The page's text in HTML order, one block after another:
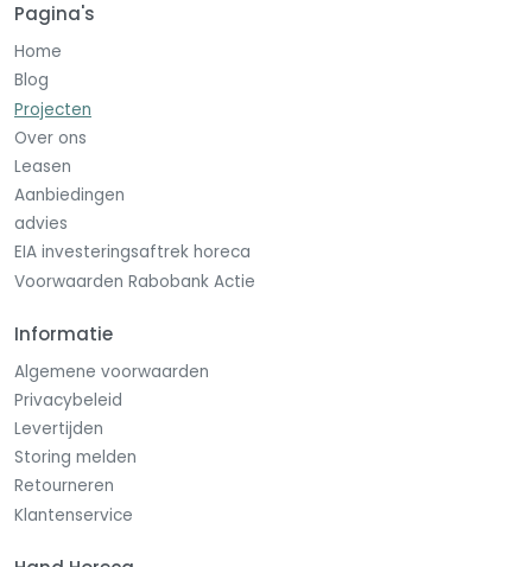
Pagina's
Home
Blog
Projecten
Over ons
Leasen
Aanbiedingen
advies
EIA investeringsaftrek horeca
Voorwaarden Rabobank Actie
Informatie
Algemene voorwaarden
Privacybeleid
Levertijden
Storing melden
Retourneren
Klantenservice